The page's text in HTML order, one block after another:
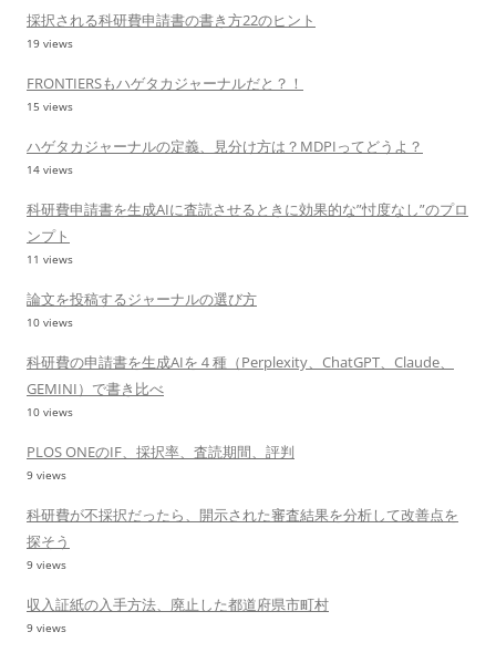
採択される科研費申請書の書き方22のヒント
19 views
FRONTIERSもハゲタカジャーナルだと？！
15 views
ハゲタカジャーナルの定義、見分け方は？MDPIってどうよ？
14 views
科研費申請書を生成AIに査読させるときに効果的な”忖度なし”のプロ
ンプト
11 views
論文を投稿するジャーナルの選び方
10 views
科研費の申請書を生成AIを４種（Perplexity、ChatGPT、Claude、
GEMINI）で書き比べ
10 views
PLOS ONEのIF、採択率、査読期間、評判
9 views
科研費が不採択だったら、開示された審査結果を分析して改善点を
探そう
9 views
収入証紙の入手方法、廃止した都道府県市町村
9 views